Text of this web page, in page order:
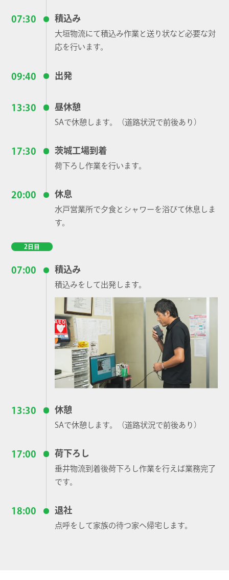
07:30 積込み
大垣物流にて積込み作業と送り状など必要な対
応を行います。
09:40 出発
13:30 昼休憩
SAで休憩します。（道路状況で前後あり）
17:30 茨城工場到着
荷下ろし作業を行います。
20:00 休息
水戸営業所で夕食とシャワーを浴びて休息しま
す。
2日目
07:00 積込み
積込みをして出発します。
13:30 休憩
SAで休憩します。（道路状況で前後あり）
17:00 荷下ろし
垂井物流到着後荷下ろし作業を行えば業務完了
です。
18:00 退社
点呼をして家族の待つ家へ帰宅します。